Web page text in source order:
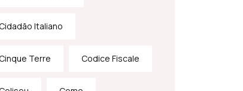
Cidadão Italiano
Cinque Terre Codice Fiscale